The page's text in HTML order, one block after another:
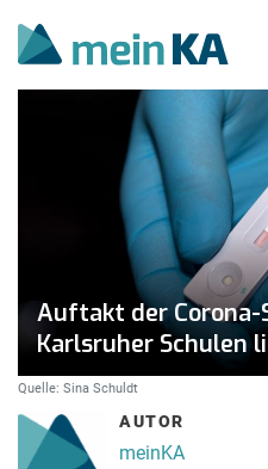
Auftakt der
Karlsruher Schulen
Quelle: Sina Schuldt
AUTOR
meinKA